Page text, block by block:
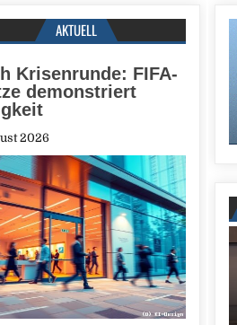
AKTUELL
Krisenrunde: FIFA-
demonstriert
2026